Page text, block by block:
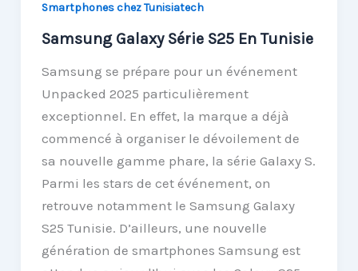
Smartphones chez Tunisiatech
Samsung Galaxy Série S25 En Tunisie
Samsung se prépare pour un événement
Unpacked 2025 particulièrement
exceptionnel. En effet, la marque a déjà
commencé à organiser le dévoilement de
sa nouvelle gamme phare, la série Galaxy S.
Parmi les stars de cet événement, on
retrouve notamment le Samsung Galaxy
S25 Tunisie. D’ailleurs, une nouvelle
génération de smartphones Samsung est